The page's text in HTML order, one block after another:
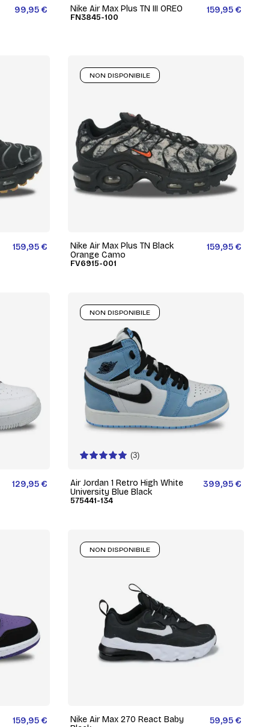
99,95 € Nike Air Max Plus TN III OREO
FN3845-100
159,95 €
159,95 €
Nike Air Max Plus TN Black
Orange Camo
FV6915-001
159,95 €
NON DISPONIBILE
129,95 €
(3)
Air Jordan 1 Retro High White
University Blue Black
575441-134
399,95 €
NON DISPONIBILE
159,95 €
Nike Air Max 270 React Baby
59,95 €
NON DISPONIBILE